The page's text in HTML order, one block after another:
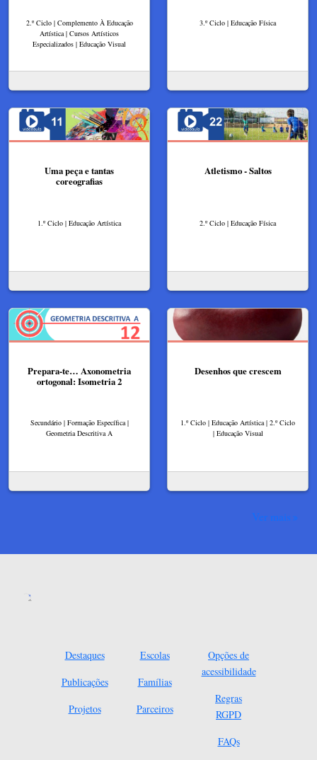
2.º Ciclo | Complemento À Educação
Artística | Cursos Artísticos
Especializados | Educação Visual
3.º Ciclo | Educação Física
Uma peça e tantas
coreografias
1.º Ciclo | Educação Artística
Atletismo - Saltos
2.º Ciclo | Educação Física
Prepara-te… Axonometria
ortogonal: Isometria 2
Secundário | Formação Específica |
Geometria Descritiva A
Desenhos que crescem
1.º Ciclo | Educação Artística | 2.º Ciclo
| Educação Visual
Ver mais
Destaques
Publicações
Projetos
Escolas
Famílias
Parceiros
Opções de
acessibilidade
Regras
RGPD
FAQs